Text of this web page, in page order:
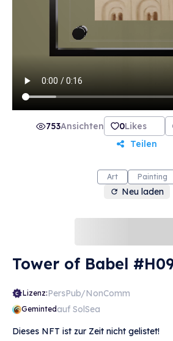
753Ansichten 0Likes
Teilen
Art Painting
Neu laden
Tower of Babel
Lizenz:PersPub/NonComm
Gemintedauf SolSea
Dieses NFT ist zur Zeit nicht gelistet!